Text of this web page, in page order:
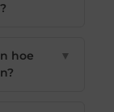
hoe
▼